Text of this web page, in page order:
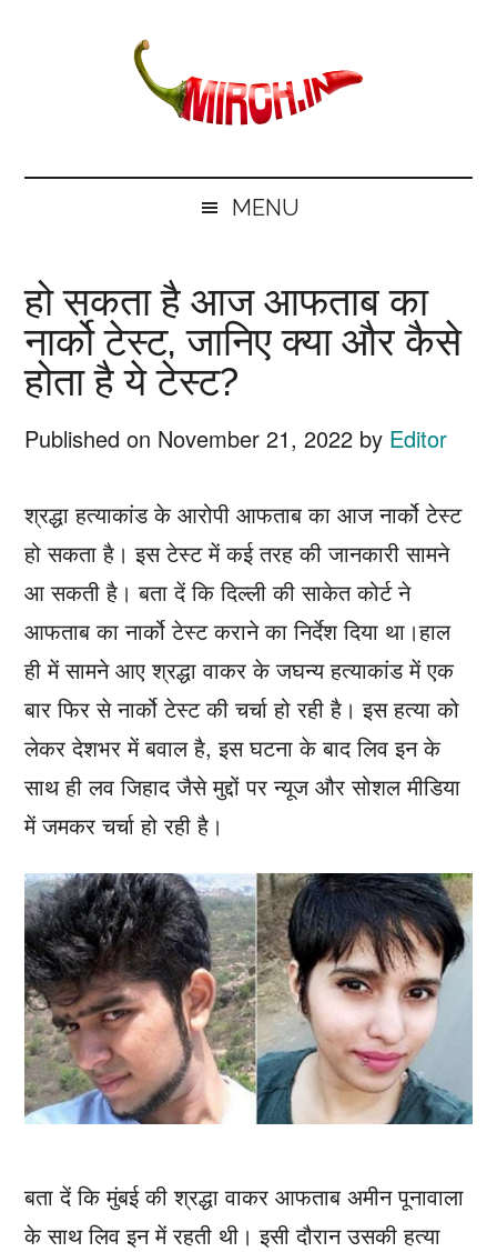
mirch.in
in
Hindi
MENU
हो सकता है आज आफताब का
नार्को टेस्ट, जानिए क्या और कैसे
होता है ये टेस्ट?
Published on November 21, 2022 by Editor
श्रद्धा हत्याकांड के आरोपी आफताब का आज नार्को टेस्ट
हो सकता है। इस टेस्ट में कई तरह की जानकारी सामने
आ सकती है। बता दें कि दिल्ली की साकेत कोर्ट ने
आफताब का नार्को टेस्ट कराने का निर्देश दिया था।हाल
ही में सामने आए श्रद्धा वाकर के जघन्‍य हत्‍याकांड में एक
बार फिर से नार्को टेस्‍ट की चर्चा हो रही है। इस हत्‍या को
लेकर देशभर में बवाल है, इस घटना के बाद लिव इन के
साथ ही लव जिहाद जैसे मुद्दों पर न्‍यूज और सोशल मीडिया
में जमकर चर्चा हो रही है।
बता दें कि मुंबई की श्रद्धा वाकर आफताब अमीन पूनावाला
के साथ लिव इन में रहती थी। इसी दौरान उसकी हत्‍या